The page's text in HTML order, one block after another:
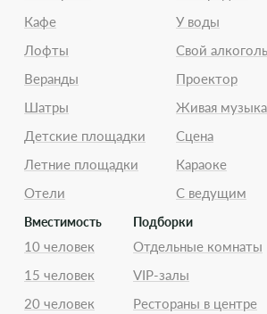
Кафе
Лофты
Веранды
Шатры
Детские площадки
Летние площадки
Отели
У воды
Свой алкоголь
Проектор
Живая музыка
Сцена
Караоке
С ведущим
Вместимость
10 человек
15 человек
20 человек
Подборки
Отдельные комнаты
VIP-залы
Рестораны в центре